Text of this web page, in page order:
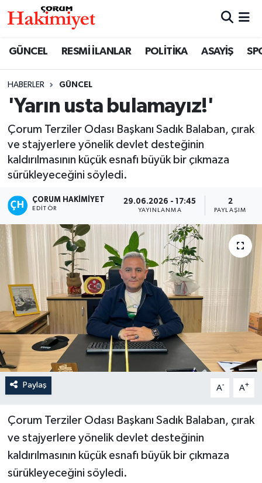
GÜNCEL RESMİ İLANLAR POLİTİKA ASAYİŞ
HABERLER GÜNCEL
'Yarın usta bulamayız!'
Çorum Terziler Odası Başkanı Sadık Balaban, çırak
ve stajyerlere yönelik devlet desteğinin
kaldırılmasının küçük esnafı büyük bir çıkmaza
sürükleyeceğini söyledi.
ÇORUM HAKIMIYET
EDITÖR
29.06.2026 - 17:45
YAYINLANMA
2
PAYLAŞIM
Paylaş A- A+
Çorum Terziler Odası Başkanı Sadık Balaban, çırak
ve stajyerlere yönelik devlet desteğinin
kaldırılmasının küçük esnafı büyük bir çıkmaza
sürükleyeceğini söyledi.
SAĞLIK
ASAYİŞ
EKONOMİ
AKTÜEL
EĞİTİM
İLÇELER
OTOPARK
TEKNOLOJİ
Nöbetçi Eczaneler
Çorum Namaz Vakitleri
Trafik Durumu
Süper Lig Puan Durumu ve Fikstür
Tüm Manşetler
Son Dakika Haberleri
Haber Arşivi